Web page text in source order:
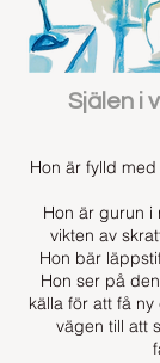
Själen i
Hon är fylld
Hon är gurun i
vikten av
Hon bär
Hon ser på
källa för att få
vägen till att